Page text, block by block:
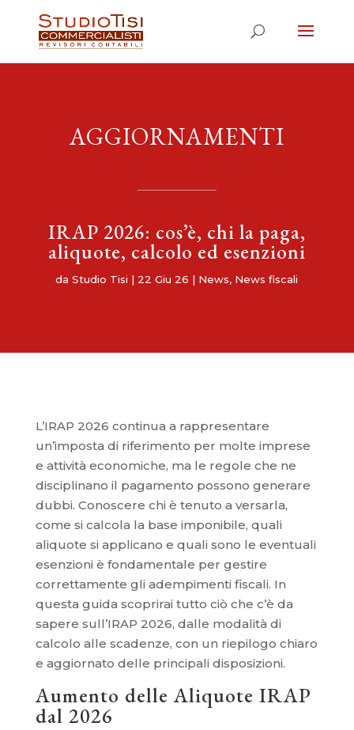
AGGIORNAMENTI
IRAP 2026: cos’è, chi la paga,
aliquote, calcolo ed esenzioni
daStudio Tisi | 22 Giu 26 | News, News fiscali
L’IRAP 2026 continua a rappresentare
un’imposta di riferimento per molte imprese
e attività economiche, ma le regole che ne
disciplinano il pagamento possono generare
dubbi. Conoscere chi è tenuto a versarla,
come si calcola la base imponibile, quali
aliquote si applicano e quali sono le eventuali
esenzioni è fondamentale per gestire
correttamente gli adempimenti fiscali. In
questa guida scoprirai tutto ciò che c’è da
sapere sull’IRAP 2026, dalle modalità di
calcolo alle scadenze, con un riepilogo chiaro
e aggiornato delle principali disposizioni.
Aumento delle Aliquote IRAP
dal 2026